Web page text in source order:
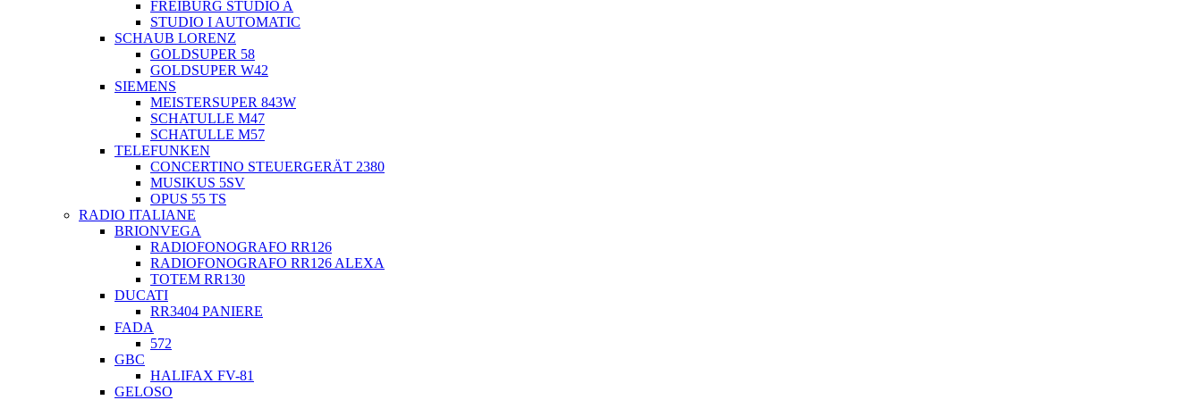
FREIBURG STUDIO A
STUDIO I AUTOMATIC
SCHAUB LORENZ
GOLDSUPER 58
GOLDSUPER W42
SIEMENS
MEISTERSUPER 843W
SCHATULLE M47
SCHATULLE M57
TELEFUNKEN
CONCERTINO STEUERGERÄT 2380
MUSIKUS 5SV
OPUS 55 TS
RADIO ITALIANE
BRIONVEGA
RADIOFONOGRAFO RR126
RADIOFONOGRAFO RR126 ALEXA
TOTEM RR130
DUCATI
RR3404 PANIERE
FADA
572
GBC
HALIFAX FV-81
GELOSO